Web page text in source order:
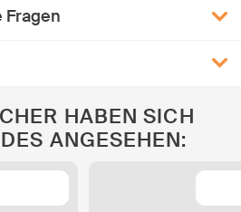
Fragen
HABEN SICH
ANGESEHEN: